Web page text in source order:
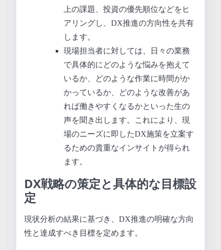
上の課題、投資の優先順位などをヒ
アリングし、DX推進の方向性を共有
します。
現場担当者に対しては、日々の業務
で具体的にどのような悩みを抱えて
いるか、どのような作業に時間がか
かっているか、どのような改善があ
れば働きやすくなるかといった生の
声を聞き出します。これにより、現
場のニーズに即したDX施策を立案す
るための貴重なインサイトが得られ
ます。
DX戦略の策定と具体的な目標設
定
現状分析の結果に基づき、DX推進の明確な方向
性と達成すべき目標を定めます。